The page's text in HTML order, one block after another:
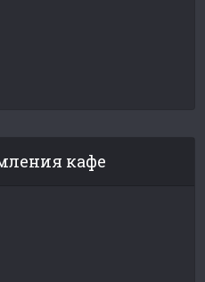
кафе